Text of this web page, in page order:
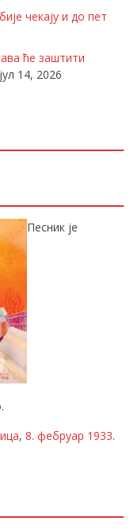
чекају и до пет
ће заштити
јул 14, 2026
Песник је
,8. фебруар 1933.